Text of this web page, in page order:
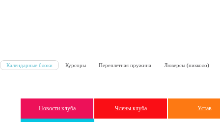
Календарные блоки Курсоры Переплетная пружина Люверсы (пикколо)
Новости клуба Члены клуба Устав